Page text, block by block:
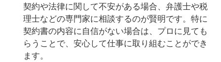
契約や法律に関して不安がある場合、弁護士や税
理士などの専門家に相談するのが賢明です。特に
契約書の内容に自信がない場合は、プロに見ても
らうことで、安心して仕事に取り組むことができ
ます。